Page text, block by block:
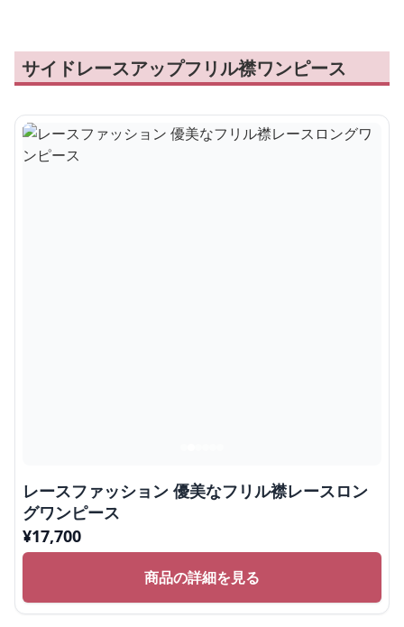
サイドレースアップフリル襟ワンピース
レースファッション 優美なフリル襟レースロン
グワンピース
¥17,700
商品の詳細を見る